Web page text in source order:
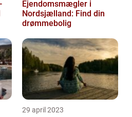
Ejendomsmægler i
Nordsjælland: Find din
drømmebolig
29 april 2023